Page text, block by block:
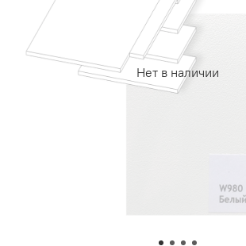
Нет в наличии